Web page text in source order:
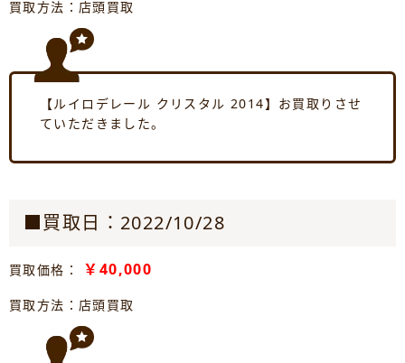
買取方法：店頭買取
【ルイロデレール クリスタル 2014】お買取りさせ
ていただきました。
■買取日：2022/10/28
買取価格： ￥40,000
買取方法：店頭買取